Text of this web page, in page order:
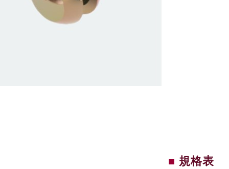
規格表